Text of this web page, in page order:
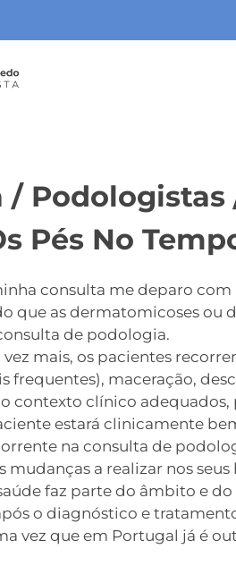
Podologistas
Pés No
consulta me deparo
que as dermatomicoses ou
de podologia.
mais, os pacientes
frequentes), maceração,
o contexto clínico
estará clinicamente
na consulta de
mudanças a realizar nos
faz parte do âmbito e
o diagnóstico e
vez que em Portugal já é